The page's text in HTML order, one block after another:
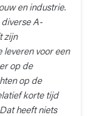
en industrie.
diverse A-
zijn
voor een
op de
op de
korte tijd
heeft niets